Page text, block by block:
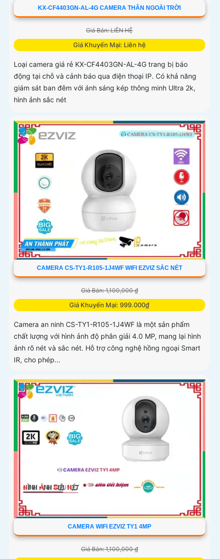
KX-CF4403GN-AL-4G CAMERA THÂN NGOÀI TRỜI
Giá Bán: LIÊN HỆ
Giá Khuyến Mại: Liên hệ
Loại camera giá rẻ KX-CF4403GN-AL-4G trang bị báo
động tại chỗ và cảnh báo qua điện thoại IP. Có khả năng
giám sát ban đêm với ánh sáng kép thông minh Ultra 2k,
hình ảnh sắc nét
CAMERA CS-TY1-R105-1J4WF WIFI EZVIZ SẮC NÉT
Giá Bán: 1,100,000 ₫
Giá Khuyến Mại: 999.000₫
Camera an ninh CS-TY1-R105-1J4WF là một sản phẩm
chất lượng với hình ảnh độ phân giải 4.0 MP, mang lại hình
ảnh rõ nét và sắc nét. Hỗ trợ công nghệ hồng ngoại Smart
IR, cho phép...
CAMERA WIFI EZVIZ TY1 4MP
Giá Bán: 1,100,000 ₫